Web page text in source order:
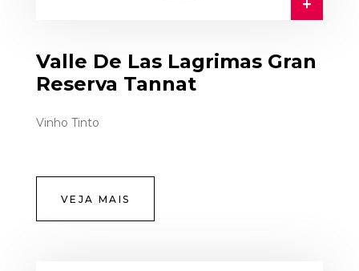
Valle De Las Lagrimas Gran
Reserva Tannat
Vinho Tinto
VEJA MAIS